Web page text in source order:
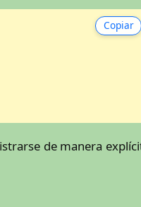
Copiar
de manera